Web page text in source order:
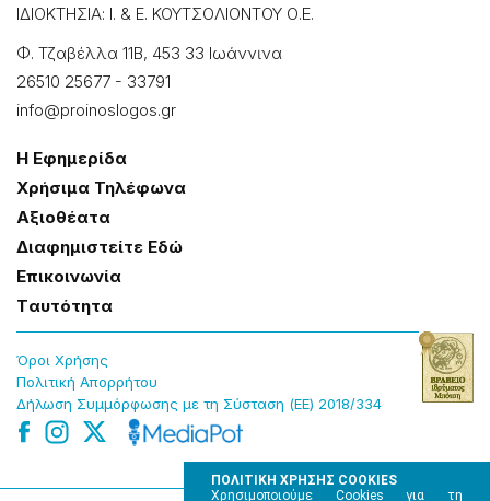
ΠΟΛΙΤΙΚΗ ΧΡΗΣΗΣ COOKIES
Χρησιμοποιούμε Cookies για τη
ΙΔΙΟΚΤΗΣΙΑ: Ι. & Ε. ΚΟΥΤΣΟΛΙΟΝΤΟΥ Ο.Ε.
Φ. Τζαβέλλα 11Β, 453 33 Ιωάννɩνα
26510 25677 - 33791
info@proinoslogos.gr
Η Εφημερίδα
Χρήσɩμα Τηλέφωνα
Αξɩοθέατα
Δɩαφημɩστείτε Εδώ
Επɩκοɩνωνία
Tαυτότητα
Όροɩ Χρήσης
Πολɩτɩκή Απορρήτου
Δήλωση Συμμόρφωσης με τη Σύσταση (ΕΕ) 2018/334